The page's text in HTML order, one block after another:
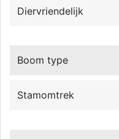
Diervriendelijk
Boom type
Stamomtrek